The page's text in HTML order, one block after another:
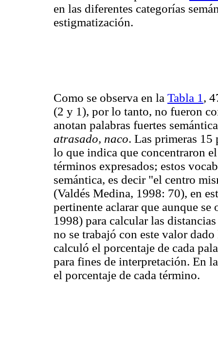
en las diferentes categorías
estigmatización.
Como se observa en la Tabla 1 ,
(2 y 1), por lo tanto, no fueron
anotan palabras fuertes
atrasado, naco. Las primeras 15
lo que indica que concentraron
términos expresados; estos
semántica, es decir "el centro
(Valdés Medina, 1998: 70), en
pertinente aclarar que aunque
1998) para calcular las
no se trabajó con este valor
calculó el porcentaje de cada
para fines de interpretación. En
el porcentaje de cada término.